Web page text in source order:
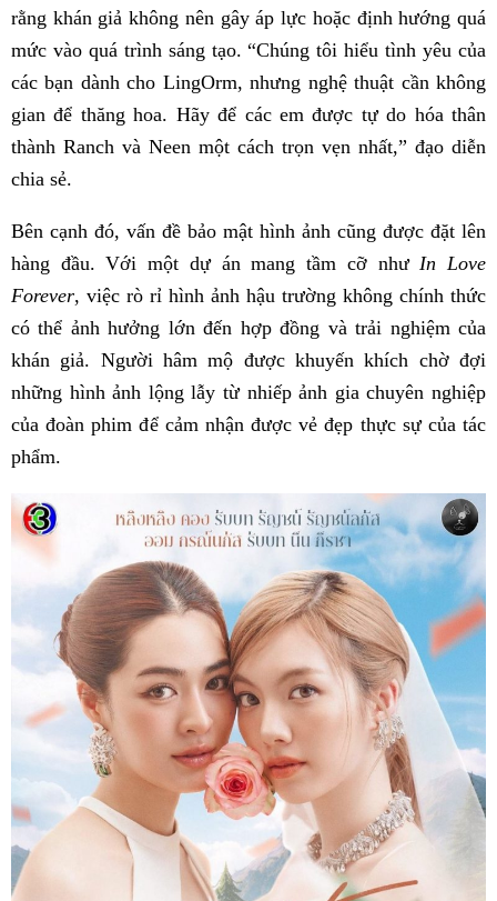
rằng khán giả không nên gây áp lực hoặc định hướng quá
mức vào quá trình sáng tạo. “Chúng tôi hiểu tình yêu của
các bạn dành cho LingOrm, nhưng nghệ thuật cần không
gian để thăng hoa. Hãy để các em được tự do hóa thân
thành Ranch và Neen một cách trọn vẹn nhất,” đạo diễn
chia sẻ.
Bên cạnh đó, vấn đề bảo mật hình ảnh cũng được đặt lên
hàng đầu. Với một dự án mang tầm cỡ như In Love
Forever, việc rò rỉ hình ảnh hậu trường không chính thức
có thể ảnh hưởng lớn đến hợp đồng và trải nghiệm của
khán giả. Người hâm mộ được khuyến khích chờ đợi
những hình ảnh lộng lẫy từ nhiếp ảnh gia chuyên nghiệp
của đoàn phim để cảm nhận được vẻ đẹp thực sự của tác
phẩm.